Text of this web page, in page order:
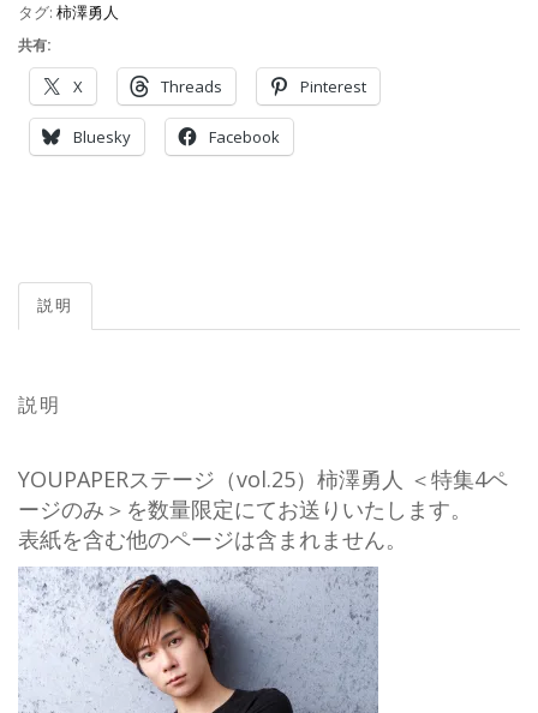
タグ: 柿澤勇人
共有:
X Threads Pinterest
Bluesky Facebook
説明
説明
YOUPAPERステージ（vol.25）柿澤勇人 ＜特集4ペ
ージのみ＞を数量限定にてお送りいたします。
表紙を含む他のページは含まれません。